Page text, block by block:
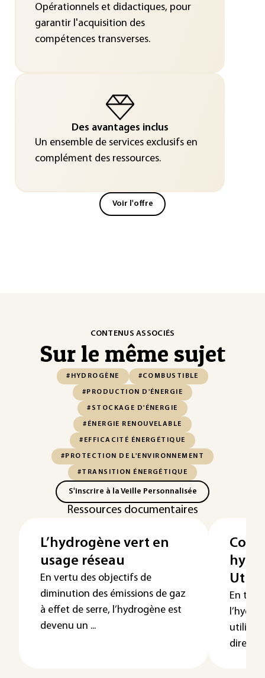
Opérationnels et didactiques, pour
garantir l'acquisition des
compétences transverses.
Des avantages inclus
Un ensemble de services exclusifs en
complément des ressources.
Voir l'offre
CONTENUS ASSOCIÉS
Sur le même sujet
#HYDROGÈNE #COMBUSTIBLE
#PRODUCTION D'ÉNERGIE
#STOCKAGE D'ÉNERGIE
#ÉNERGIE RENOUVELABLE
#EFFICACITÉ ÉNERGÉTIQUE
#PROTECTION DE L'ENVIRONNEMENT
#TRANSITION ÉNERGÉTIQUE
S'inscrire à la Veille Personnalisée
Ressources documentaires
L’hydrogène vert en
usage réseau
En vertu des objectifs de
diminution des émissions de gaz
à effet de serre, l’hydrogène est
devenu un ...
En
directe,